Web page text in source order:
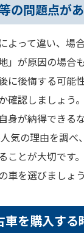
の問題点が
よって違い、場
」が原因の場合
に後悔する可能
確認しましょう
身が納得できる
気の理由を調べ
ことが大切です
車を選びましょう
車を購入する